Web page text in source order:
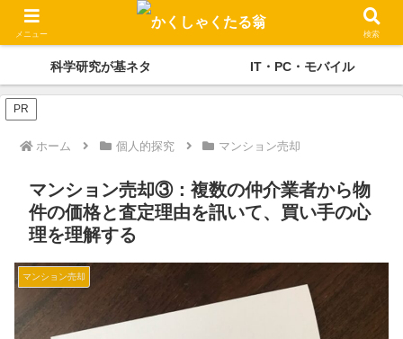
かくしゃくの独り言 メディケーション
科学研究が基ネタ IT・PC・モバイル
PR
ホーム 個人的探究 マンション売却
マンション売却③：複数の仲介業者から物
件の価格と査定理由を訊いて、買い手の心
理を理解する
マンション売却
メニュー 検索